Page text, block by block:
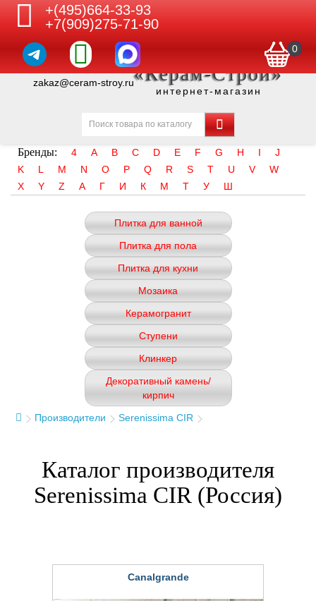
+(495)664-33-93
+7(909)275-71-90
0
zakaz@ceram-stroy.ru«Керам-Строй»
интернет-магазин
Бренды: 4 A B C D E F G H I
J
K
L M N O P Q R S T U V
W
X
Y Z А Г И К М Т У Ш
Плитка для ванной
Плитка для пола
Плитка для кухни
Мозаика
Керамогранит
Ступени
Клинкер
Декоративный камень/
кирпич
Производители Serenissima CIR
Каталог производителя
Serenissima CIR (Россия)
Canalgrande